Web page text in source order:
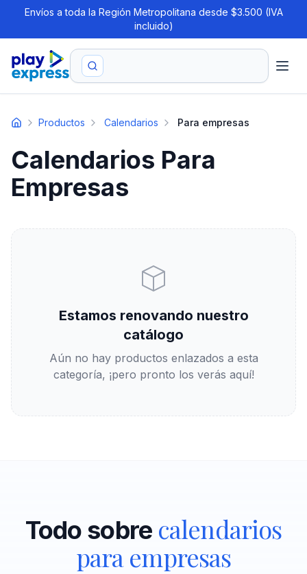
Envíos a toda la Región Metropolitana desde $3.500 (IVA
incluido)
Productos Calendarios Para empresas
Calendarios Para
Empresas
Estamos renovando nuestro
catálogo
Aún no hay productos enlazados a esta
categoría, ¡pero pronto los verás aquí!
Todo sobre calendarios
para empresas